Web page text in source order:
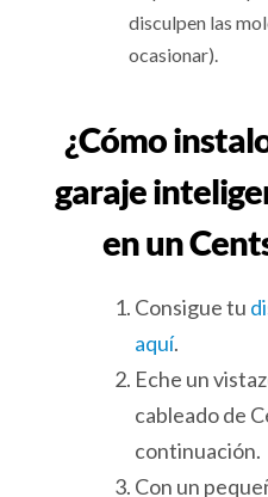
disculpen las
ocasionar).
¿Cómo
garaje
en un
Consigue tu
aquí.
Eche un
cableado de
continuación.
Con un